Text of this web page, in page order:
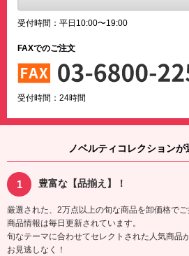
受付時間：平日10:00〜19:00
FAXでのご注文
受付時間：24時間
ノベルティコレクション
豊富な【品揃え】！
厳選された、2万点以上の旬な商品を卸価格でご
商品情報は毎日更新されています。
旬なテーマに合わせてセレクトされた人気商品
お見逃しなく！